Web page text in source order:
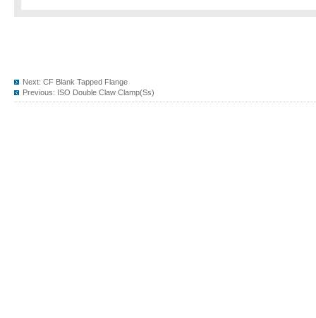
Next: CF Blank Tapped Flange
Previous: ISO Double Claw Clamp(Ss)